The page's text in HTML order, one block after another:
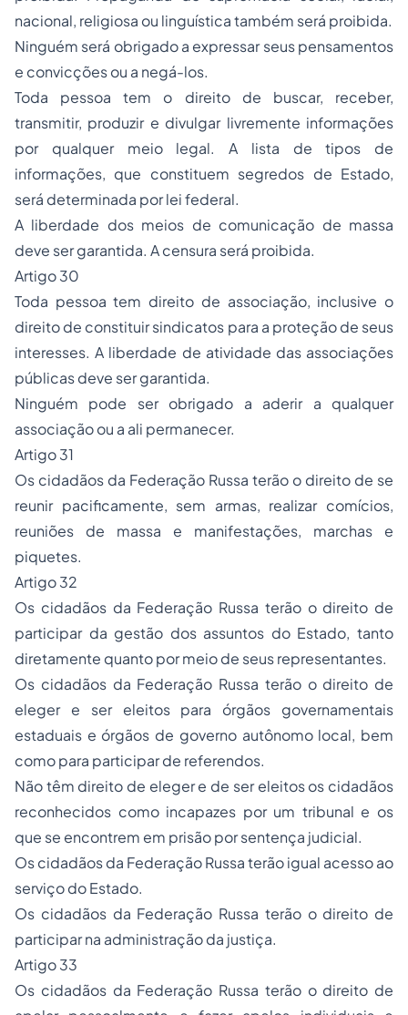
nacional, religiosa ou linguística também será proibida.
Ninguém será obrigado a expressar seus pensamentos
e convicções ou a negá-los.
Toda pessoa tem o direito de buscar, receber,
transmitir, produzir e divulgar livremente informações
por qualquer meio legal. A lista de tipos de
informações, que constituem segredos de Estado,
será determinada por lei federal.
A liberdade dos meios de comunicação de massa
deve ser garantida. A censura será proibida.
Artigo 30
Toda pessoa tem direito de associação, inclusive o
direito de constituir sindicatos para a proteção de seus
interesses. A liberdade de atividade das associações
públicas deve ser garantida.
Ninguém pode ser obrigado a aderir a qualquer
associação ou a ali permanecer.
Artigo 31
Os cidadãos da Federação Russa terão o direito de se
reunir pacificamente, sem armas, realizar comícios,
reuniões de massa e manifestações, marchas e
piquetes.
Artigo 32
Os cidadãos da Federação Russa terão o direito de
participar da gestão dos assuntos do Estado, tanto
diretamente quanto por meio de seus representantes.
Os cidadãos da Federação Russa terão o direito de
eleger e ser eleitos para órgãos governamentais
estaduais e órgãos de governo autônomo local, bem
como para participar de referendos.
Não têm direito de eleger e de ser eleitos os cidadãos
reconhecidos como incapazes por um tribunal e os
que se encontrem em prisão por sentença judicial.
Os cidadãos da Federação Russa terão igual acesso ao
serviço do Estado.
Os cidadãos da Federação Russa terão o direito de
participar na administração da justiça.
Artigo 33
Os cidadãos da Federação Russa terão o direito de